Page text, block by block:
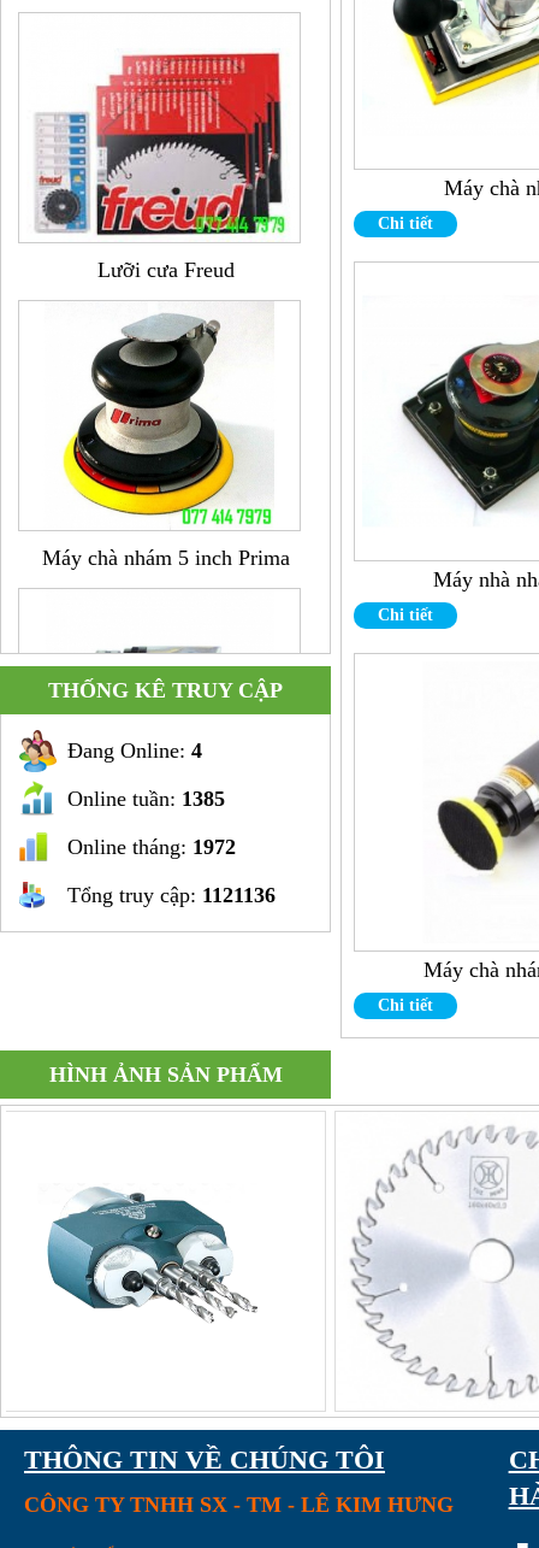
Lưỡi cưa Freud
Máy chà nhám 5 inch Prima
Súng khoan cong hình L 3/8"
Đầu khoan 3C-W22
THỐNG KÊ TRUY CẬP
Đang Online: 4
Online tuần: 1385
Online tháng: 1972
Tổng truy cập: 1121136
Máy chà
Chi tiết
Máy nhà
Chi tiết
Máy chà
Chi tiết
HÌNH ẢNH SẢN PHẨM
THÔNG TIN VỀ CHÚNG TÔI
CÔNG TY TNHH SX - TM - LÊ KIM HƯNG